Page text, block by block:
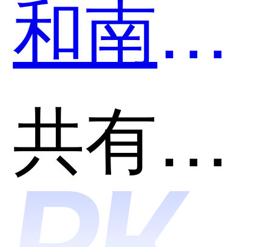
应商关
系管理
和南讯
软件-手
共有分类：营销裂变活动工具